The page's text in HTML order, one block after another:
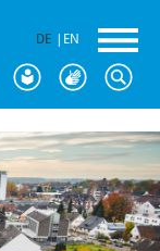
DE EN